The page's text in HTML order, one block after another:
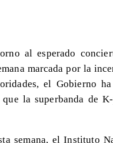
al esperado
marcada por la
el Gobierno
la superbanda de
semana, el Instituto